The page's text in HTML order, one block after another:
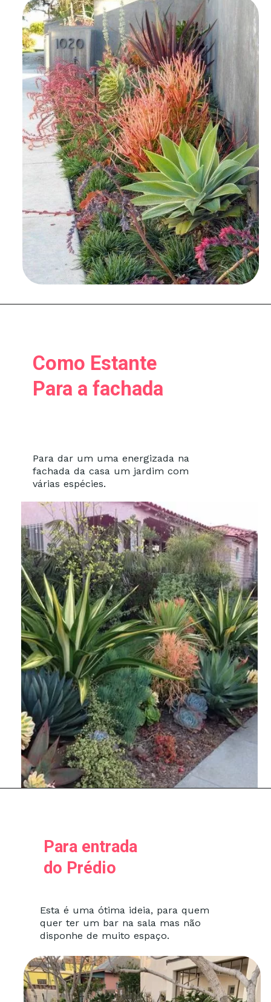
Para dar um uma energizada na
fachada da casa um jardim com
várias espécies.
Como Estante
Para a fachada
Esta é uma ótima ideia, para quem
quer ter um bar na sala mas não
disponhe de muito espaço.
Para entrada
do Prédio